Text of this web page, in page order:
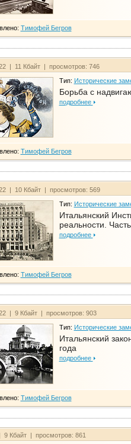
Тимофей Бегров
| 11 Кбайт | просмотров: 746
Тип: Исторические
Борьба с
подробнее
Тимофей Бегров
| 10 Кбайт | просмотров: 569
Тип: Исторические
Итальянский
реальности.
подробнее
Тимофей Бегров
| 9 Кбайт | просмотров: 903
Тип: Исторические
Итальянский
года
подробнее
Тимофей Бегров
9 Кбайт | просмотров: 861